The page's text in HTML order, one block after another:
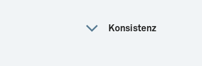
Konsistenz